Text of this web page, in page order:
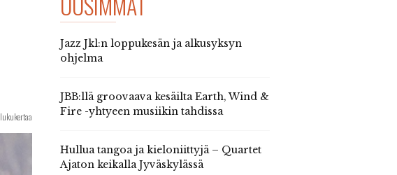
lukukertaa
Jazz Jkl:n loppukesän ja alkusyksyn
ohjelma
JBB:llä groovaava kesäilta Earth, Wind &
Fire -yhtyeen musiikin tahdissa
Hullua tangoa ja kieloniittyjä – Quartet
Ajaton keikalla Jyväskylässä